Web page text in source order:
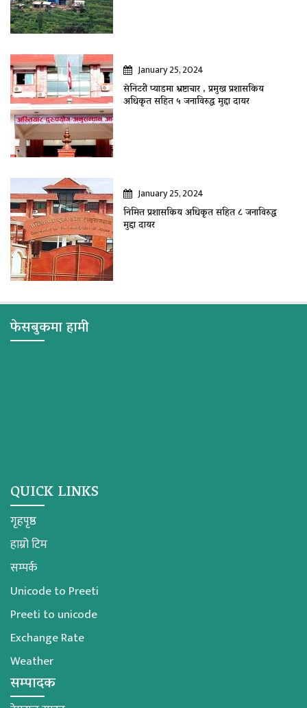
January 25, 2024
सेनिटरी प्याडमा भ्रष्टाचार , प्रमुख प्रशासकिय
अधिकृत सहित ५ जनाविरुद्ध मुद्दा दायर
January 25, 2024
निमित्त प्रशासकिय अधिकृत सहित ८ जनाविरुद्ध
मुद्दा दायर
फेसबुकमा हामी
QUICK LINKS
गृहपृष्ठ
हाम्रो टिम
सम्पर्क
Unicode to Preeti
Preeti to unicode
Exchange Rate
Weather
सम्पादक